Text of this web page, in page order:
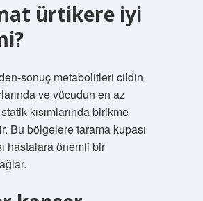
ürtikere iyi
sonuç metabolitleri cildin
ve vücudun en az
kısımlarında birikme
Bu bölgelere tarama kupası
hastalara önemli bir